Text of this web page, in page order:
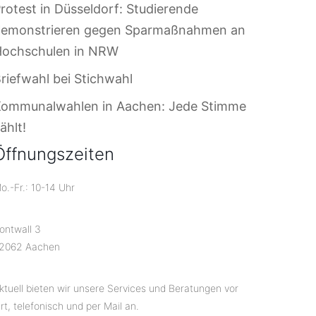
in Düsseldorf: Studierende
gegen Sparmaßnahmen an
in NRW
bei Stichwahl
in Aachen: Jede Stimme
Fr.: 10-14 Uhr
3
Aachen
bieten wir unsere Services und Beratungen vor
telefonisch und per Mail an.